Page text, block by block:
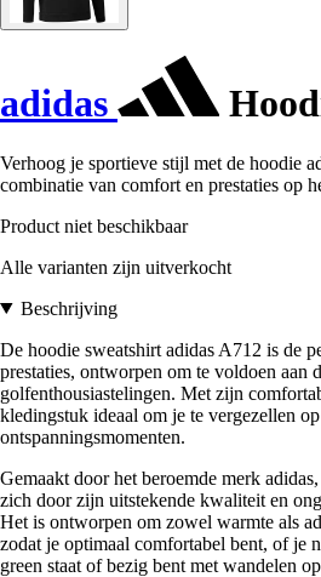
adidas
Verhoog je sportieve stijl met de hoodie
combinatie van comfort en prestaties op
Product niet beschikbaar
Alle varianten zijn uitverkocht
Beschrijving
De hoodie sweatshirt adidas A712 is de
prestaties, ontworpen om te voldoen aan
golfenthousiastelingen. Met zijn
kledingstuk ideaal om je te vergezellen
ontspanningsmomenten.
Gemaakt door het beroemde merk
zich door zijn uitstekende kwaliteit en
Het is ontworpen om zowel warmte als
zodat je optimaal comfortabel bent, of je
green staat of bezig bent met wandelen